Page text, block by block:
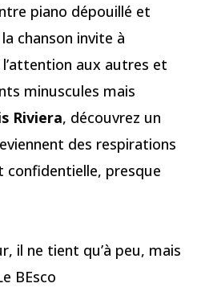
piano dépouillé et
chanson invite à
aux autres et
minuscules mais
Riviera, découvrez un
des respirations
confidentielle, presque
il ne tient qu’à peu, mais
BEsco